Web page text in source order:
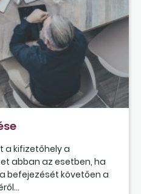
a kifizetőhely a
abban az esetben, ha
befejezését követően a